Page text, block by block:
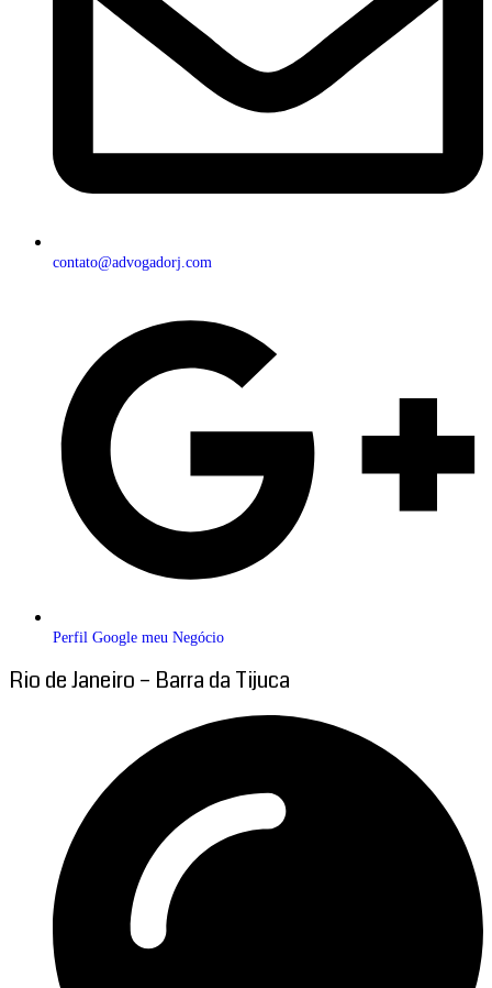
contato@advogadorj.com
Perfil Google meu Negócio
Rio de Janeiro – Barra da Tijuca